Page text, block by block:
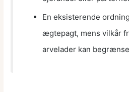
En eksisterende
ægtepagt, mens vilkår
arvelader kan